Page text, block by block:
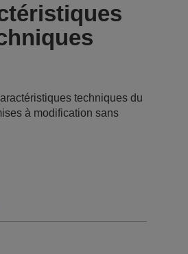
techniques du
à modification sans